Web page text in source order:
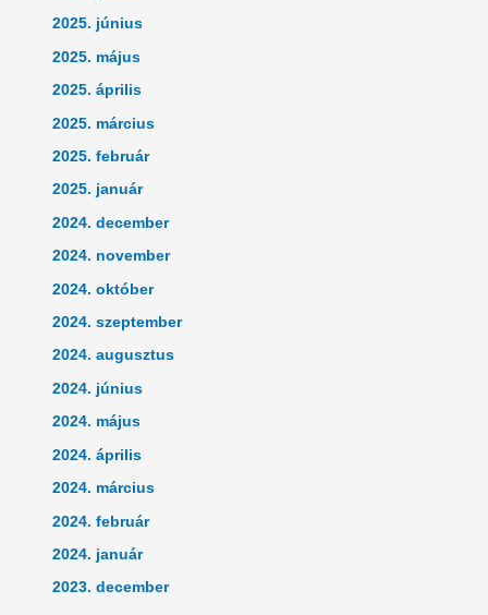
2025. június
2025. május
2025. április
2025. március
2025. február
2025. január
2024. december
2024. november
2024. október
2024. szeptember
2024. augusztus
2024. június
2024. május
2024. április
2024. március
2024. február
2024. január
2023. december